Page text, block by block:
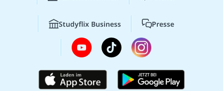
Studyflix Business Presse